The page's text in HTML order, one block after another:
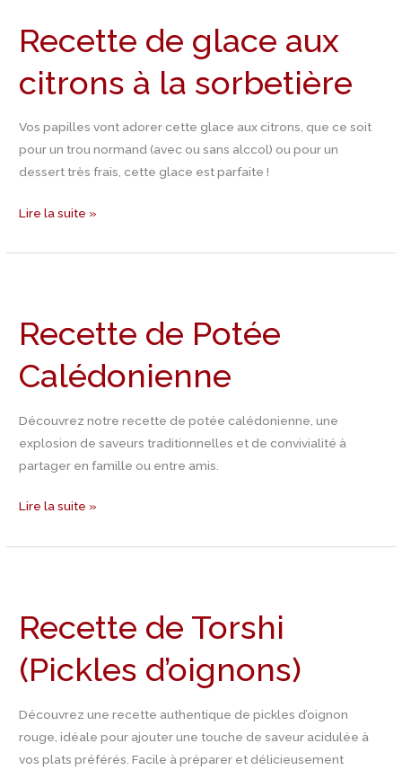
Recette de glace aux
citrons à la sorbetière
Vos papilles vont adorer cette glace aux citrons, que ce soit
pour un trou normand (avec ou sans alccol) ou pour un
dessert très frais, cette glace est parfaite !
glace
aux
citrons
la
sorbetière
Lire la suite »
Recette de Potée
Calédonienne
Découvrez notre recette de potée calédonienne, une
explosion de saveurs traditionnelles et de convivialité à
partager en famille ou entre amis.
Potée
Calédonienne
Lire la suite »
Recette de Torshi
(Pickles d’oignons)
Découvrez une recette authentique de pickles d’oignon
rouge, idéale pour ajouter une touche de saveur acidulée à
vos plats préférés. Facile à préparer et délicieusement
Torshi
(Pickles
d’oignons)